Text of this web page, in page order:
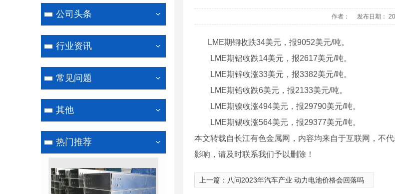
公司头条
行业资讯
常见问题
其他
热门推荐
作者： 发布日期：
LME期铜收跌34美元，报9052美元/吨。
LME期铝收跌14美元，报2617美元/吨。
LME期锌收涨33美元，报3382美元/吨。
LME期铅收跌6美元，报2133美元/吨。
LME期镍收涨494美元，报29790美元/吨。
LME期锡收涨564美元，报29377美元/吨。
本文转载自长江有色金属网，内容均来自于互联网，不
影响，请及时联系我们予以删除！
上一篇： 八问2023年汽车产业 动力电池价格会回落吗